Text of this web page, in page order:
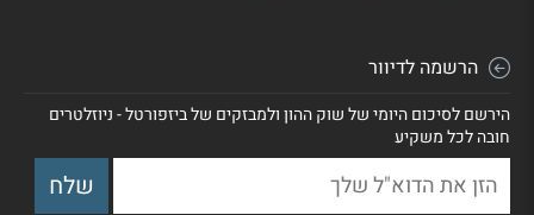
הרשמה לדיוור
הירשם לסיכום היומי של שוק ההון ולמבזקים של ביזפורטל - ניוזלטרים
חובה לכל משקיע